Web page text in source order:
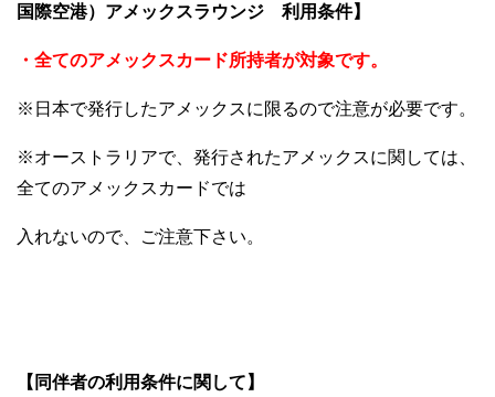
国際空港）アメックスラウンジ 利用条件】
・全てのアメックスカード所持者が対象です。
※日本で発行したアメックスに限るので注意が必要です。
※オーストラリアで、発行されたアメックスに関しては、
全てのアメックスカードでは
入れないので、ご注意下さい。
【同伴者の利用条件に関して】